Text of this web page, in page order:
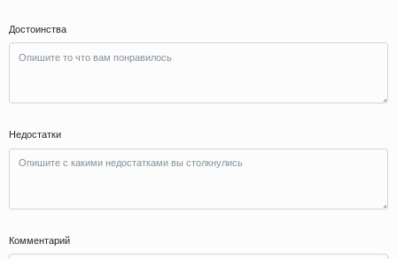
Достоинства
Недостатки
Комментарий